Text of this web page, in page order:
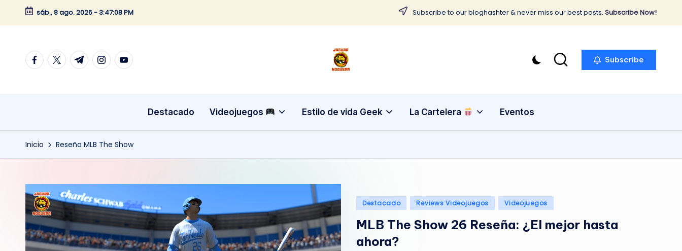
Saltar
contenido
sáb., 8 ago. 2026-3:47:08 PM Subscribe to our bloghashter & never miss our best posts. Subscribe Now!
facebook.com
twitter.com
t.me instagram.com
youtube.com
J
g
u
a
N
o
g
CONTENIDO
Subscribe
Destacado Videojuegos Estilo de vida Geek La Cartelera Eventos
Inicio Reseña MLB The Show
Publicado
Destacado Reviews Videojuegos Videojuegos
MLB The Show 26 Reseña: ¿El mejor hasta
ahora?